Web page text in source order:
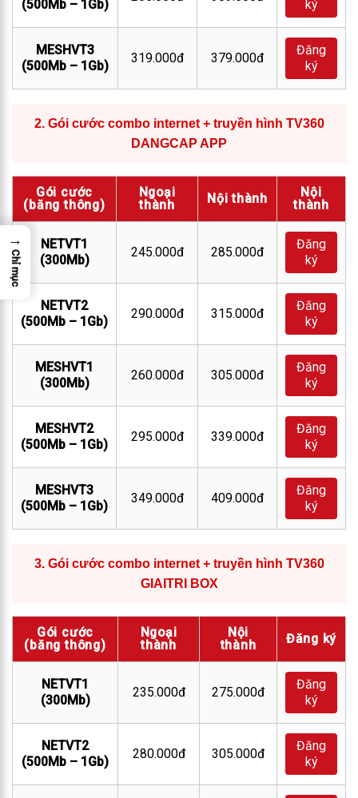
(500Mb – 1Gb)
ký
MESHVT3
(500Mb – 1Gb)
319.000đ 379.000đ
Đăng
ký
2. Gói cước combo internet + truyền hình TV360
DANGCAP APP
Gói cước
(băng thông)
Ngoại
thành
Nội thành
Nội
thành
NETVT1
(300Mb)
245.000đ 285.000đ
Đăng
ký
NETVT2
(500Mb – 1Gb)
290.000đ 315.000đ
Đăng
ký
MESHVT1
(300Mb)
260.000đ 305.000đ
Đăng
ký
MESHVT2
(500Mb – 1Gb)
295.000đ 339.000đ
Đăng
ký
MESHVT3
(500Mb – 1Gb)
349.000đ 409.000đ
Đăng
ký
3. Gói cước combo internet + truyền hình TV360
GIAITRI BOX
Gói cước
(băng thông)
Ngoại
thành
Nội
thành
Đăng ký
NETVT1
(300Mb)
235.000đ 275.000đ
Đăng
ký
NETVT2
(500Mb – 1Gb)
280.000đ 305.000đ
Đăng
ký
→
Chỉ mục